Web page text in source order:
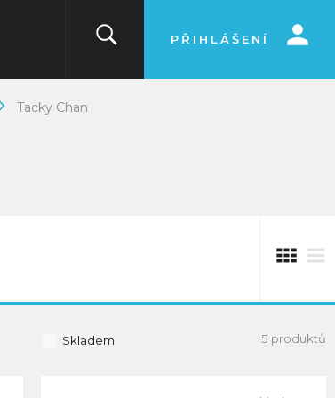
PŘIHLÁŠENÍ
Tacky Chan
Skladem 5 produktů